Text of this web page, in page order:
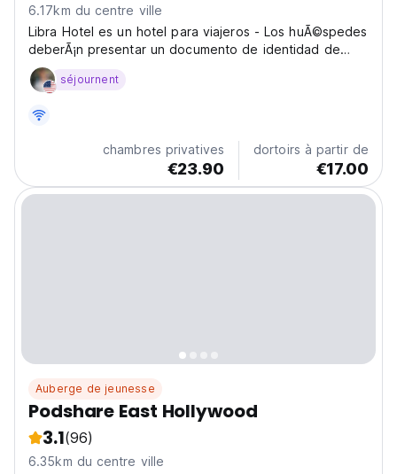
6.17km du centre ville
Libra Hotel es un hotel para viajeros - Los huÃ©spedes
deberÃ¡n presentar un documento de identidad de
otro estado, un pasaporte internacional y/u otro
documento de identidad.
séjournent
chambres privatives
€23.90
dortoirs à partir de
€17.00
Auberge de jeunesse
Podshare East Hollywood
3.1(96)
6.35km du centre ville